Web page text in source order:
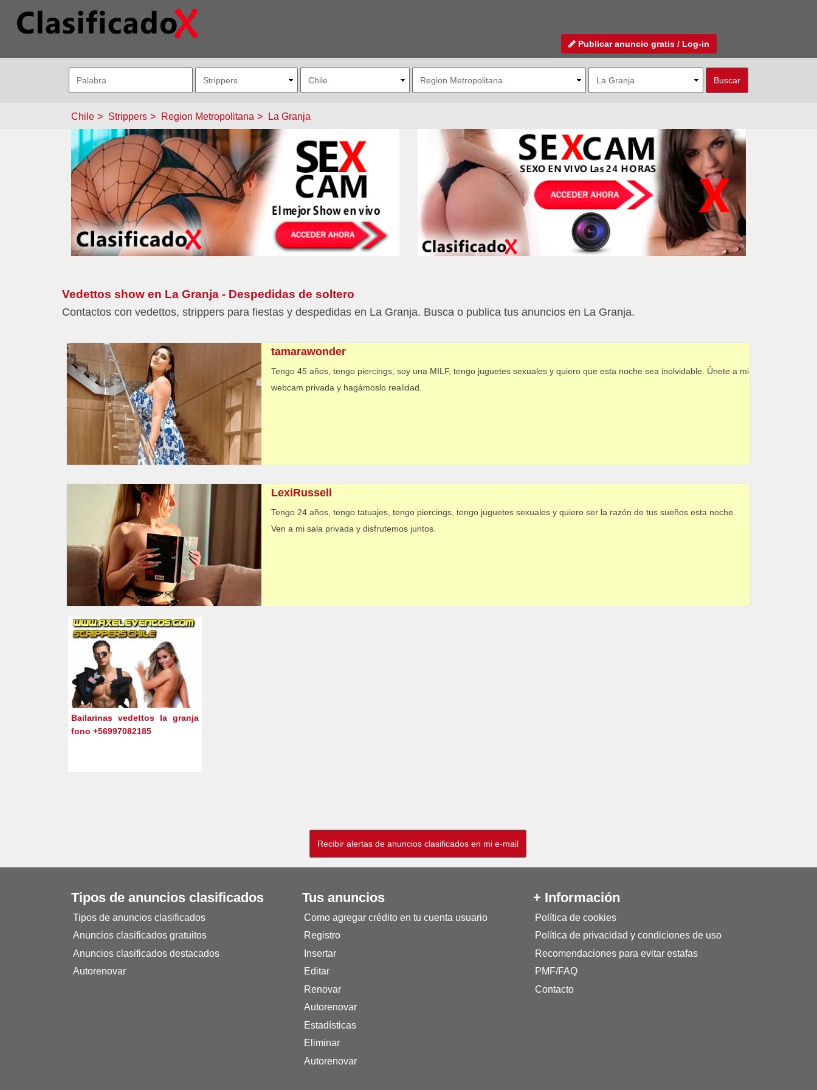
Publicar anuncio gratis / Log-in
Chile Strippers Region Metropolitana La Granja
Vedettos show en La Granja - Despedidas de soltero
Contactos con vedettos, strippers para fiestas y despedidas en La Granja. Busca o publica tus anuncios en La Granja.
tamarawonder
Tengo 45 años, tengo piercings, soy una MILF, tengo juguetes sexuales y quiero que esta noche sea inolvidable. Únete a mi
webcam privada y hagámoslo realidad.
LexiRussell
Tengo 24 años, tengo tatuajes, tengo piercings, tengo juguetes sexuales y quiero ser la razón de tus sueños esta noche.
Ven a mi sala privada y disfrutemos juntos.
Bailarinas vedettos la granja
fono +56997082185
Tipos de anuncios clasificados
Tipos de anuncios clasificados
Anuncios clasificados gratuitos
Anuncios clasificados destacados
Autorenovar
Tus anuncios
Como agregar crédito en tu cuenta usuario
Registro
Insertar
Editar
Renovar
Autorenovar
Estadísticas
Eliminar
Autorenovar
+ Información
Política de cookies
Política de privacidad y condiciones de uso
Recomendaciones para evitar estafas
PMF/FAQ
Contacto